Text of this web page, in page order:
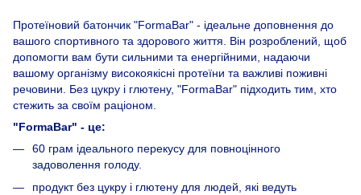
Протеїновий батончик "FormaBar" - ідеальне доповнення до
вашого спортивного та здорового життя. Він розроблений, щоб
допомогти вам бути сильними та енергійними, надаючи
вашому організму високоякісні протеїни та важливі поживні
речовини. Без цукру і глютену, "FormaBar" підходить тим, хто
стежить за своїм раціоном.
"FormaBar" - це:
60 грам ідеального перекусу для повноцінного
задоволення голоду.
продукт без цукру і глютену для людей, які ведуть